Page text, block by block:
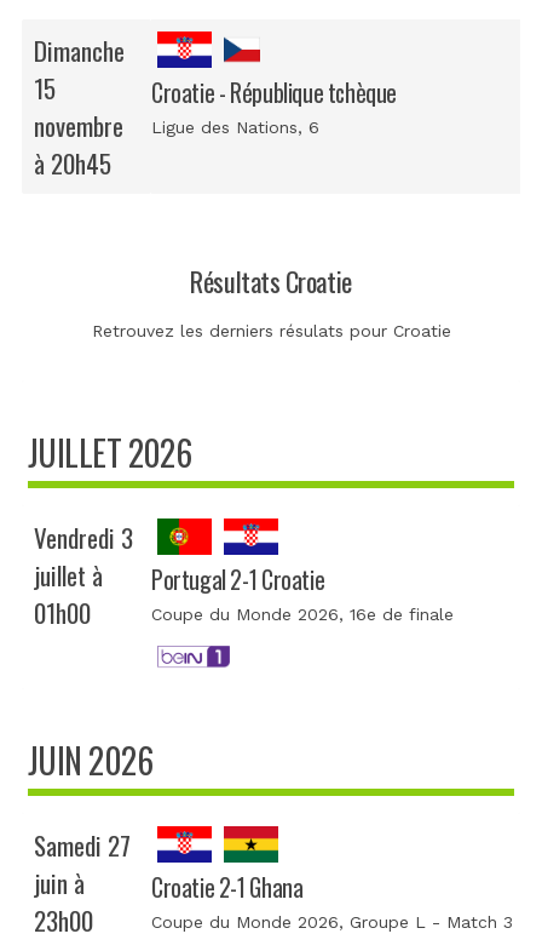
Dimanche
15
novembre
à 20h45
Croatie - République tchèque
Ligue des Nations, 6
Résultats Croatie
Retrouvez les derniers résulats pour Croatie
JUILLET 2026
Vendredi 3
juillet à
01h00
Portugal 2-1 Croatie
Coupe du Monde 2026, 16e de finale
JUIN 2026
Samedi 27
juin à
23h00
Croatie 2-1 Ghana
Coupe du Monde 2026, Groupe L - Match 3